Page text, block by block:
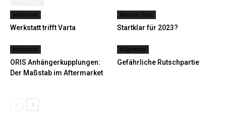
Mechanik
Werkstatt trifft Varta
Meister Post
Startklar für 2023?
Mechanik
ORIS Anhängerkupplungen:
Der Maßstab im Aftermarket
Allgemein
Gefährliche Rutschpartie